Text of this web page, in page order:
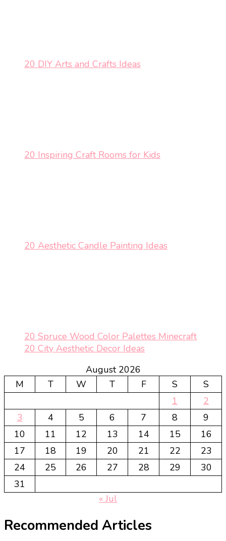
20 DIY Arts and Crafts Ideas
20 Inspiring Craft Rooms for Kids
20 Aesthetic Candle Painting Ideas
20 Spruce Wood Color Palettes Minecraft
20 City Aesthetic Decor Ideas
August 2026
M
T W T F S
S
1
2
3
4 5 6 7 8
9
10
11 12 13 14 15
16
17
18 19 20 21 22
23
24
25 26 27 28 29
30
31
« Jul
Recommended Articles